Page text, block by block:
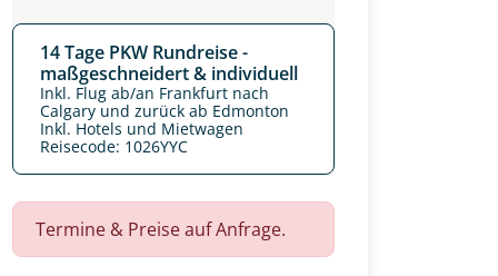
14 Tage PKW Rundreise -
maßgeschneidert & individuell
Inkl. Flug ab/an Frankfurt nach
Calgary und zurück ab Edmonton
Inkl. Hotels und Mietwagen
Reisecode: 1026YYC
Termine & Preise auf Anfrage.